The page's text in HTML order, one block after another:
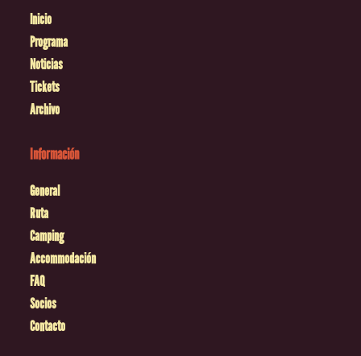
Inicio
Programa
Noticias
Tickets
Archivo
Información
General
Ruta
Camping
Accommodación
FAQ
Socios
Contacto